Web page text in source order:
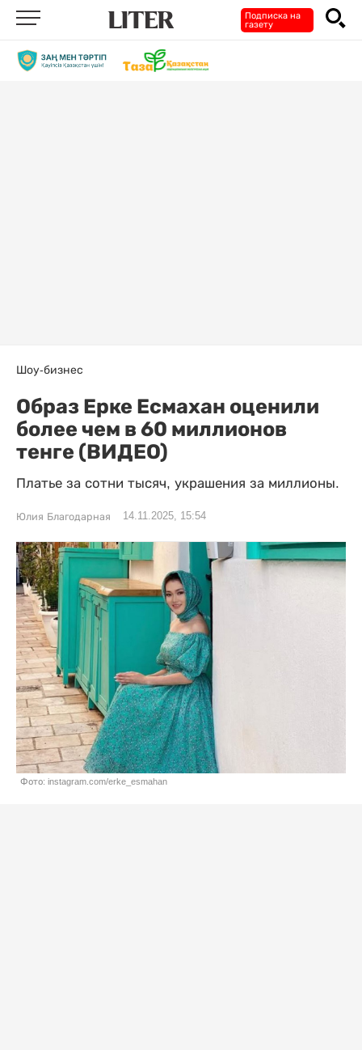
Подписка на
газету
Шоу-бизнес
Образ Ерке Есмахан оценили
более чем в 60 миллионов
тенге (ВИДЕО)
Платье за сотни тысяч, украшения за миллионы.
Юлия Благодарная 14.11.2025, 15:54
Фото: instagram.com/erke_esmahan